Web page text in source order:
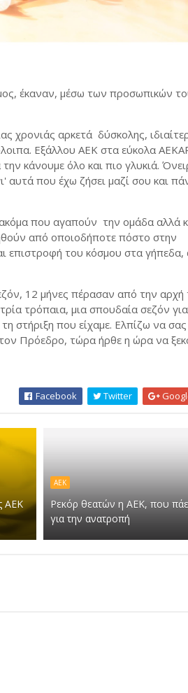
έκαναν, μέσω των προσωπικών
χρoνιάς αρκετά δύσκολης,
Εξάλλου ΑΕΚ στα εύκολα
κάνουμε όλο και πιο γλυκιά.
αυτά που έχω ζήσει μαζί σου και
που αγαπούν την ομάδα αλλά
από οποιοδήποτε πόστο στην
επιστροφή του κόσμου στα γήπεδα,
12 μήνες πέρασαν από την αρχή
τρόπαια, μια σπουδαία σεζόν
στήριξη που είχαμε. Ελπίζω να
Πρόεδρο, τώρα ήρθε η ώρα να
Facebook Twitter
ΑΕΚ
ΑΕΚ
Ρεκόρ θεατών η ΑΕΚ, που
για την ανατροπή